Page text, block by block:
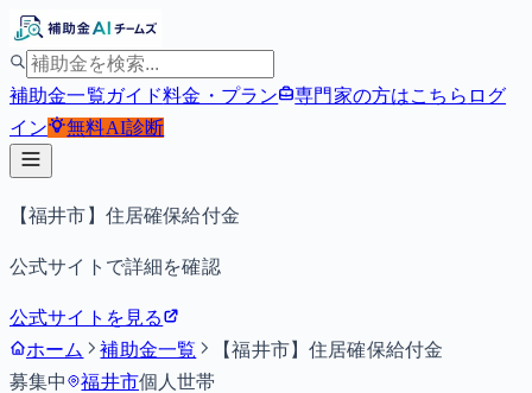
補助金一覧ガイド料金・プラン 専門家の方はこちら ログ
イン
無料AI診断
【福井市】住居確保給付金
公式サイトで詳細を確認
公式サイトを見る
ホーム
補助金一覧
【福井市】住居確保給付金
募集中
福井市個人世帯